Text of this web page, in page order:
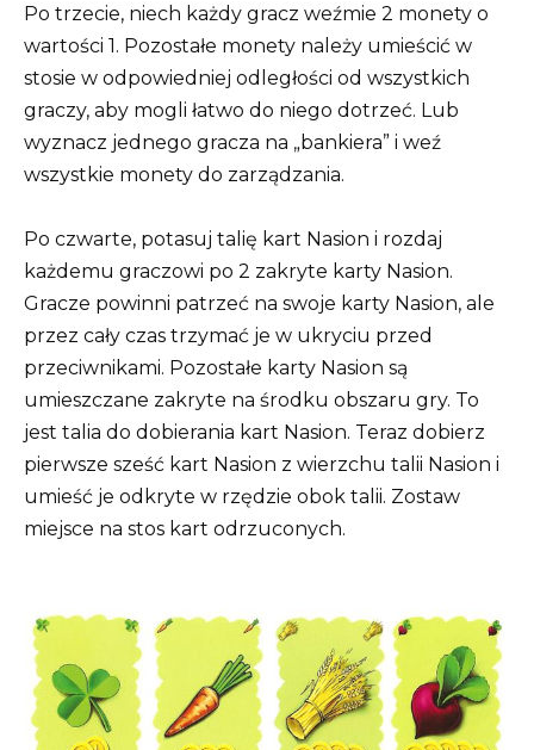
Po trzecie, niech każdy gracz weźmie 2 monety o
wartości 1. Pozostałe monety należy umieścić w
stosie w odpowiedniej odległości od wszystkich
graczy, aby mogli łatwo do niego dotrzeć. Lub
wyznacz jednego gracza na „bankiera” i weź
wszystkie monety do zarządzania.
Po czwarte, potasuj talię kart Nasion i rozdaj
każdemu graczowi po 2 zakryte karty Nasion.
Gracze powinni patrzeć na swoje karty Nasion, ale
przez cały czas trzymać je w ukryciu przed
przeciwnikami. Pozostałe karty Nasion są
umieszczane zakryte na środku obszaru gry. To
jest talia do dobierania kart Nasion. Teraz dobierz
pierwsze sześć kart Nasion z wierzchu talii Nasion i
umieść je odkryte w rzędzie obok talii. Zostaw
miejsce na stos kart odrzuconych.